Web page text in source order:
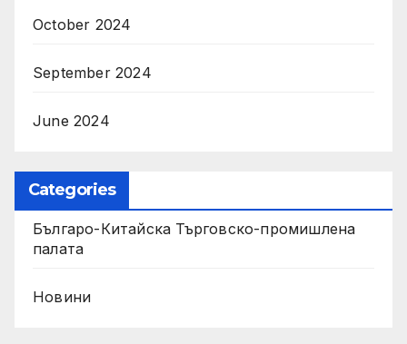
October 2024
September 2024
June 2024
Categories
Българо-Китайска Търговско-промишлена
палaта
Новини